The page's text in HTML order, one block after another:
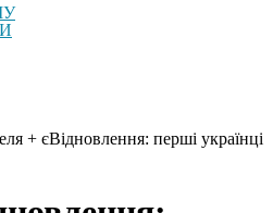
+ єВідновлення: перші українці